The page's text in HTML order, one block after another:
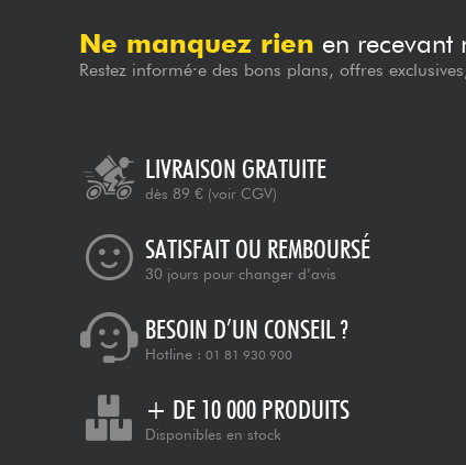
Ne manquez rien en recevant
Restez informé·e des bons plans, offres
LIVRAISON GRATUITE
dès 89 € (voir CGV)
SATISFAIT OU REMBOURSÉ
30 jours pour changer d’avis
BESOIN D’UN CONSEIL ?
Hotline : 01 81 930 900
+ DE 10 000 PRODUITS
Disponibles en stock